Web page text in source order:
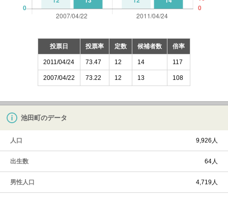
投票日 投票率 定数 候補者数 倍率
2011/04/24 73.47 12 14 117
2007/04/22 73.22 12 13 108
池田町のデータ
人口 9,926人
出生数 64人
男性人口 4,719人